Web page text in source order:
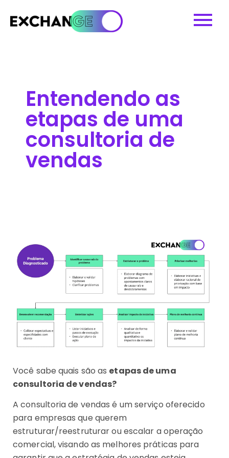
Entendendo as
etapas de uma
consultoria de
vendas
Você sabe quais são as etapas de uma
consultoria de vendas?
A consultoria de vendas é um serviço oferecido
para empresas que querem
estruturar/reestruturar ou escalar a operação
comercial, visando as melhores práticas para